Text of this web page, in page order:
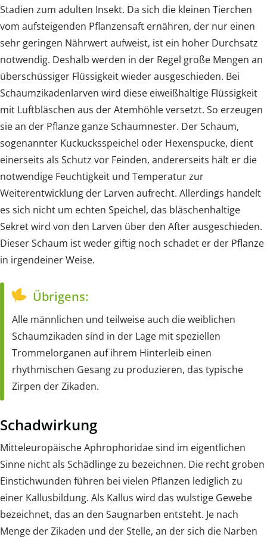
Stadien zum adulten Insekt. Da sich die kleinen Tierchen
vom aufsteigenden Pflanzensaft ernähren, der nur einen
sehr geringen Nährwert aufweist, ist ein hoher Durchsatz
notwendig. Deshalb werden in der Regel große Mengen an
überschüssiger Flüssigkeit wieder ausgeschieden. Bei
Schaumzikadenlarven wird diese eiweißhaltige Flüssigkeit
mit Luftbläschen aus der Atemhöhle versetzt. So erzeugen
sie an der Pflanze ganze Schaumnester. Der Schaum,
sogenannter Kuckucksspeichel oder Hexenspucke, dient
einerseits als Schutz vor Feinden, andererseits hält er die
notwendige Feuchtigkeit und Temperatur zur
Weiterentwicklung der Larven aufrecht. Allerdings handelt
es sich nicht um echten Speichel, das bläschenhaltige
Sekret wird von den Larven über den After ausgeschieden.
Dieser Schaum ist weder giftig noch schadet er der Pflanze
in irgendeiner Weise.
Übrigens:
Alle männlichen und teilweise auch die weiblichen
Schaumzikaden sind in der Lage mit speziellen
Trommelorganen auf ihrem Hinterleib einen
rhythmischen Gesang zu produzieren, das typische
Zirpen der Zikaden.
Schadwirkung
Mitteleuropäische Aphrophoridae sind im eigentlichen
Sinne nicht als Schädlinge zu bezeichnen. Die recht groben
Einstichwunden führen bei vielen Pflanzen lediglich zu
einer Kallusbildung. Als Kallus wird das wulstige Gewebe
bezeichnet, das an den Saugnarben entsteht. Je nach
Menge der Zikaden und der Stelle, an der sich die Narben